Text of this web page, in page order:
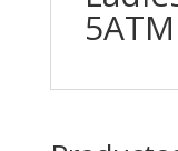
5ATM